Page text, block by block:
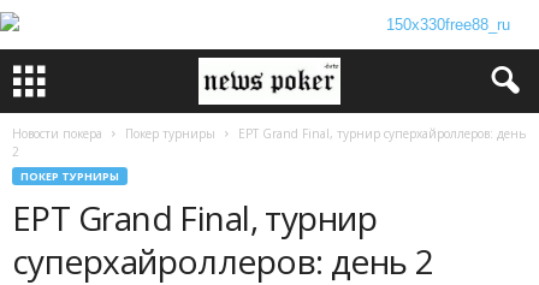
Новости покера Покер турниры
EPT Grand Final, турнир суперхайроллеров: день
2
ПОКЕР ТУРНИРЫ
EPT Grand Final, турнир
суперхайроллеров: день 2